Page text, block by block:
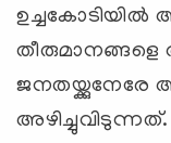
ഉച്ചകോടിയില്‍
തീരുമാനങ്ങളെ
ജനതയ്ക്കുനേരേ